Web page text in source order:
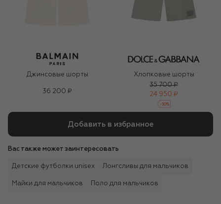
Джинсовые шорты
36 200 ₽
Хлопковые шорты
35 700 ₽
24 950 ₽
-30%
Добавить в избранное
Вас также может заинтересовать
Детские футболки unisex Лонгсливы для мальчиков
Майки для мальчиков Поло для мальчиков